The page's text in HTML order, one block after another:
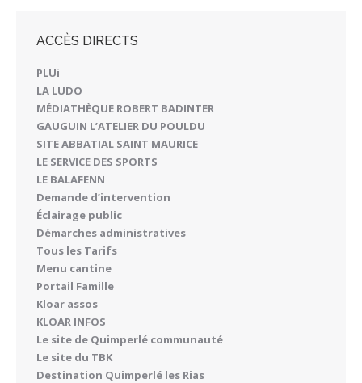
ACCÈS DIRECTS
PLUi
LA LUDO
MÉDIATHÈQUE ROBERT BADINTER
GAUGUIN L’ATELIER DU POULDU
SITE ABBATIAL SAINT MAURICE
LE SERVICE DES SPORTS
LE BALAFENN
Demande d’intervention
Éclairage public
Démarches administratives
Tous les Tarifs
Menu cantine
Portail Famille
Kloar assos
KLOAR INFOS
Le site de Quimperlé communauté
Le site du TBK
Destination Quimperlé les Rias